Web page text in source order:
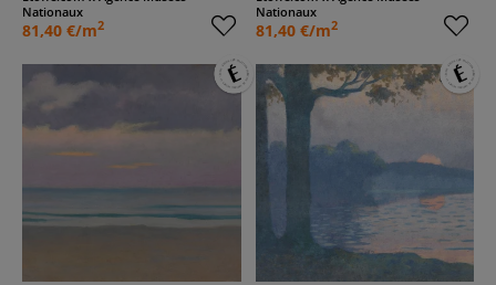
Nationaux
81,40 €/m2
Nationaux
81,40 €/m2